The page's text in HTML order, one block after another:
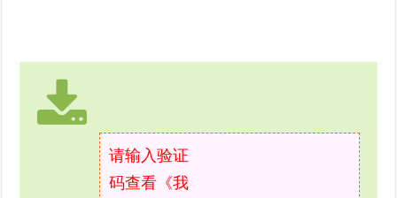
请输入验证
码查看《我